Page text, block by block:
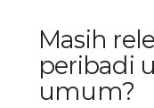
Masih
peribadi
umum?